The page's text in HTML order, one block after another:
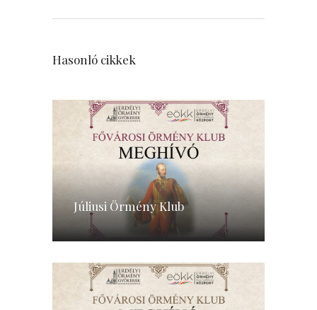
Hasonló cikkek
Júliusi Örmény Klub